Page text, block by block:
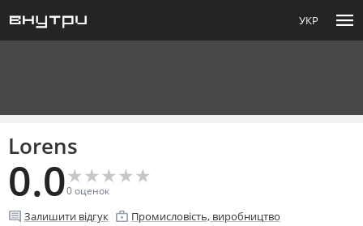
УКР menu
Lorens
0.0★
★★
★★
★★
★★
★
0оценок
comment Залишити відгук enterprise Промисловість, виробництво